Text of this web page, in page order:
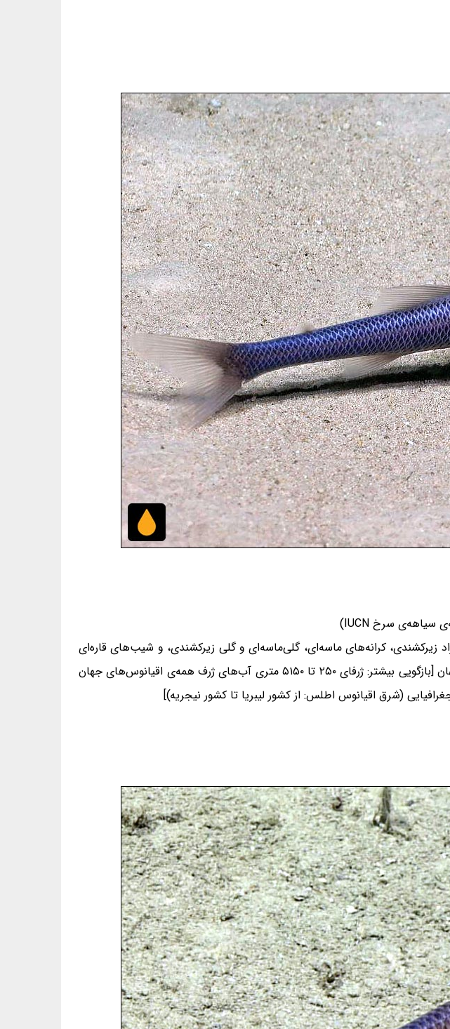
کرانه‌های ماسه‌ای، گلی‌ماسه‌ای و گلی زیرکشندی، و شیب‌های قاره‌ای
و بخش‌های ژرف‌دریایی (۲۰۰ تا ۴۰۰۰ متر) (بسترهای سخت و نرم) در همه‌ی اقیانوس‌های جهان [بازگویی بیشتر: ژرفای ۲۵۰ تا ۵۱۵۰ متری آب‌های ژرف همه‌ی اقیانوس‌های جهان